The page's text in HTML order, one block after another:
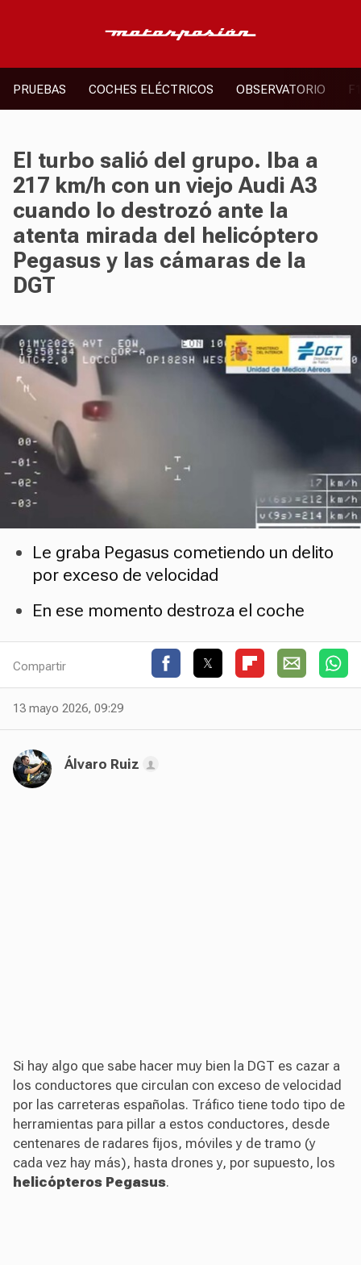
PRUEBAS COCHES ELÉCTRICOS OBSERVATORIO F1
El turbo salió del grupo. Iba a
217 km/h con un viejo Audi A3
cuando lo destrozó ante la
atenta mirada del helicóptero
Pegasus y las cámaras de la
DGT
Le graba Pegasus cometiendo un delito
por exceso de velocidad
En ese momento destroza el coche
Compartir
13 mayo 2026, 09:29
Álvaro Ruiz
Si hay algo que sabe hacer muy bien la DGT es cazar a
los conductores que circulan con exceso de velocidad
por las carreteras españolas. Tráfico tiene todo tipo de
herramientas para pillar a estos conductores, desde
centenares de radares fijos, móviles y de tramo (y
cada vez hay más), hasta drones y, por supuesto, los
helicópteros Pegasus.